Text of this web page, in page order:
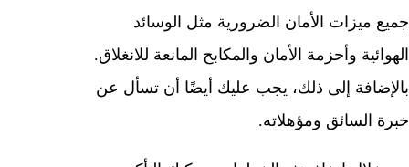
جميع ميزات الأمان الضرورية مثل الوسائد
الهوائية وأحزمة الأمان والمكابح المانعة للانغلاق.
بالإضافة إلى ذلك، يجب عليك أيضًا أن تسأل عن
خبرة السائق ومؤهلاته.